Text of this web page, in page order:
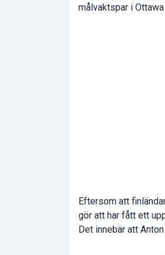
målvaktspar i
Eftersom att
gör att har fått ett
Det innebär att